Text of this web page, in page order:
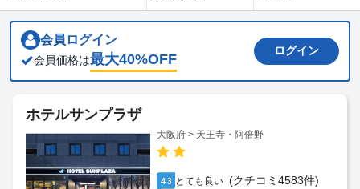
会員ログイン
会員価格は最大40%OFF
ログイン
ホテルサンプラザ
大阪府 > 天王寺・阿倍野
4.3 とても良い (クチコミ4583件)